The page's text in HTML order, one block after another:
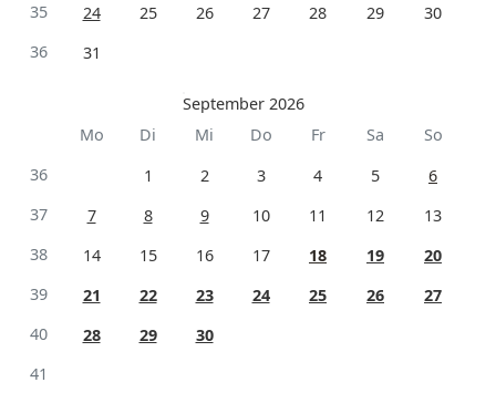
35
24 25 26 27 28 29
30
36
31
September 2026
Mo
Di Mi Do Fr Sa
So
36
1 2 3 4 5
6
37
7 8 9 10 11 12
13
38
14 15 16 17 18 19
20
39
21 22 23 24 25 26
27
40
28 29
30
41